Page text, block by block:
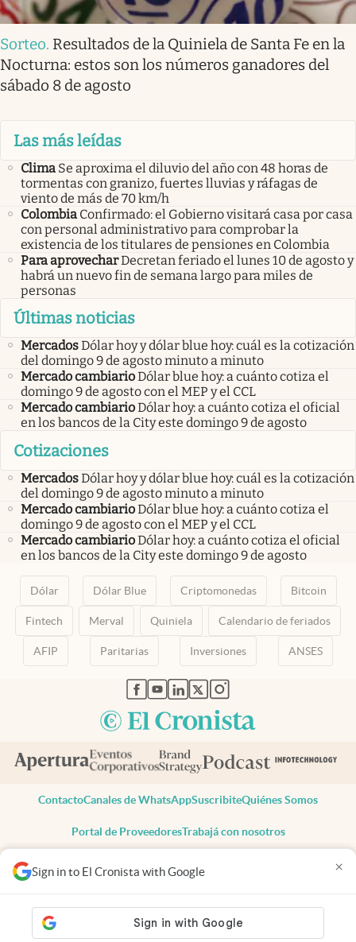
Sign in to El Cronista with Google ×
Sorteo. Resultados de la Quiniela de Santa Fe en la
Nocturna: estos son los números ganadores del
sábado 8 de agosto
Las más leídas
Clima Se aproxima el diluvio del año con 48 horas de
tormentas con granizo, fuertes lluvias y ráfagas de
viento de más de 70 km/h
Colombia Confirmado: el Gobierno visitará casa por casa
con personal administrativo para comprobar la
existencia de los titulares de pensiones en Colombia
Para aprovecharDecretan feriado el lunes 10 de agosto y
habrá un nuevo fin de semana largo para miles de
personas
Últimas noticias
MercadosDólar hoy y dólar blue hoy: cuál es la cotización
del domingo 9 de agosto minuto a minuto
Mercado cambiarioDólar blue hoy: a cuánto cotiza el
domingo 9 de agosto con el MEP y el CCL
Mercado cambiarioDólar hoy: a cuánto cotiza el oficial
en los bancos de la City este domingo 9 de agosto
Cotizaciones
MercadosDólar hoy y dólar blue hoy: cuál es la cotización
del domingo 9 de agosto minuto a minuto
Mercado cambiarioDólar blue hoy: a cuánto cotiza el
domingo 9 de agosto con el MEP y el CCL
Mercado cambiarioDólar hoy: a cuánto cotiza el oficial
en los bancos de la City este domingo 9 de agosto
Dólar Dólar Blue Criptomonedas Bitcoin
Fintech Merval Quiniela Calendario de feriados
AFIP Paritarias Inversiones ANSES
abre en nueva pestaña
abre en nueva pestaña
abre en nueva pestaña
abre en nueva pestaña
abre en nueva pestaña
ContactoCanales de WhatsAppSuscribiteQuiénes Somos
Portal de ProveedoresTrabajá con nosotros
Todos los derechos reservados
Privacidad
Consentimiento